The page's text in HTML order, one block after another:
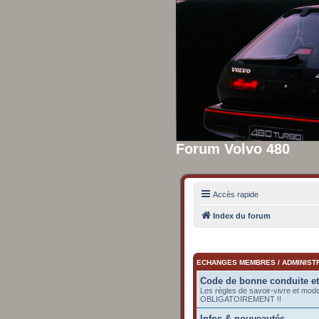
Forum Volvo 480
Accès rapide
Index du forum
ECHANGES MEMBRES /
Code de bonne conduite
Les règles de savoir-vivre et
OBLIGATOIREMENT !!